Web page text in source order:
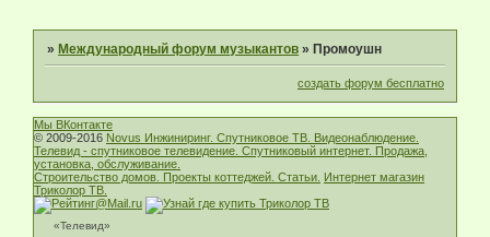
»Международный форум музыкантов »Промоушн
создать форум бесплатно
Мы ВКонтакте
© 2009-2016 Novus Инжиниринг. Спутниковое ТВ. Видеонаблюдение.
Телевид - спутниковое телевидение. Спутниковый интернет. Продажа,
установка, обслуживание.
Строительство домов. Проекты коттеджей. Статьи. Интернет магазин
Триколор ТВ.
«Телевид»